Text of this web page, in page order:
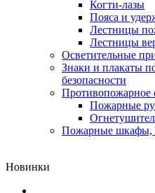
Когти-лазы
Пояса и
Лестницы
Лестницы
Осветительные
Знаки и плакаты
безопасности
Противопожарное
Пожарные
Пожарные шкафы,
Новинки